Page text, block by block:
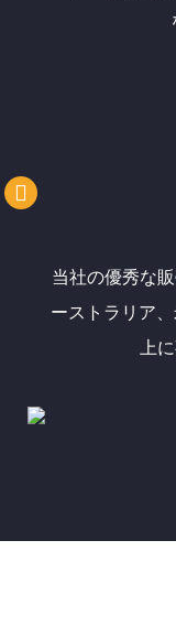
当社の優秀な
ーストラリア
上